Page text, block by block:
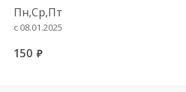
Пн,Ср,Пт
с 08.01.2025
150 руб.